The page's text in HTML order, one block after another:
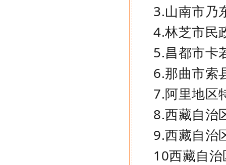
3.山南市乃
4.林芝市民
5.昌都市卡
6.那曲市索
7.阿里地区
8.西藏自治
9.西藏自治
10西藏自